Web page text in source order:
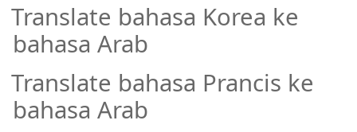
Translate bahasa Korea ke
bahasa Arab
Translate bahasa Prancis ke
bahasa Arab